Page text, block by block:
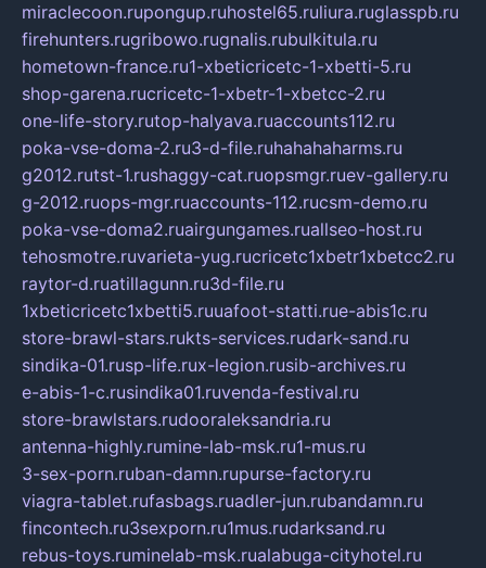
miraclecoon.rupongup.ruhostel65.ruliura.ruglasspb.ru
firehunters.rugribowo.rugnalis.rubulkitula.ru
hometown-france.ru1-xbeticricetc-1-xbetti-5.ru
shop-garena.rucricetc-1-xbetr-1-xbetcc-2.ru
one-life-story.rutop-halyava.ruaccounts112.ru
poka-vse-doma-2.ru3-d-file.ruhahahaharms.ru
g2012.rutst-1.rushaggy-cat.ruopsmgr.ruev-gallery.ru
g-2012.ruops-mgr.ruaccounts-112.rucsm-demo.ru
poka-vse-doma2.ruairgungames.ruallseo-host.ru
tehosmotre.ruvarieta-yug.rucricetc1xbetr1xbetcc2.ru
raytor-d.ruatillagunn.ru3d-file.ru
1xbeticricetc1xbetti5.ruuafoot-statti.rue-abis1c.ru
store-brawl-stars.rukts-services.rudark-sand.ru
sindika-01.rusp-life.rux-legion.rusib-archives.ru
e-abis-1-c.rusindika01.ruvenda-festival.ru
store-brawlstars.rudooraleksandria.ru
antenna-highly.rumine-lab-msk.ru1-mus.ru
3-sex-porn.ruban-damn.rupurse-factory.ru
viagra-tablet.rufasbags.ruadler-jun.rubandamn.ru
fincontech.ru3sexporn.ru1mus.rudarksand.ru
rebus-toys.ruminelab-msk.rualabuga-cityhotel.ru